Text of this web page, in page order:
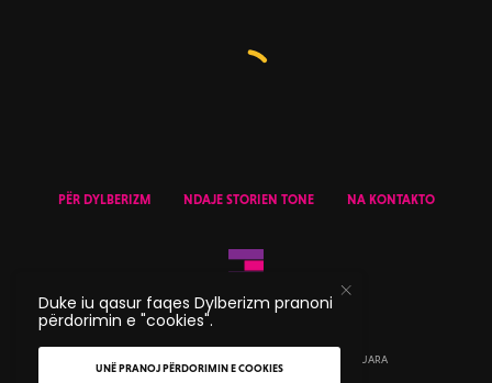
PËR DYLBERIZM NDAJE STORIEN TONE NA KONTAKTO
© 2020 DYLBERIZM - TË GJITHA TË DREJTAT E REZERVUARA
Duke iu qasur faqes Dylberizm pranoni
përdorimin e "cookies".
UNË PRANOJ PËRDORIMIN E COOKIES